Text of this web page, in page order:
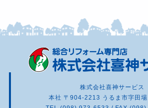
株式会社喜神サービス
本社 〒904-2213 うるま市字田